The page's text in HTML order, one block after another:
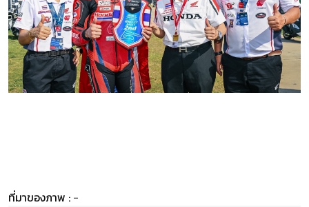
ที่มาของภาพ : -